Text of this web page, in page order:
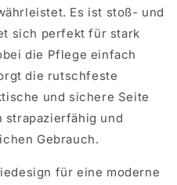
Es ist stoß- und
sich perfekt für stark
die Pflege einfach
die rutschfeste
und sichere Seite
strapazierfähig und
Gebrauch.
für eine moderne